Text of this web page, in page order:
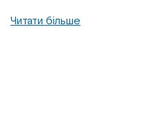
Читати більше